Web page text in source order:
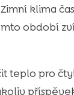
klima
období
teplo pro